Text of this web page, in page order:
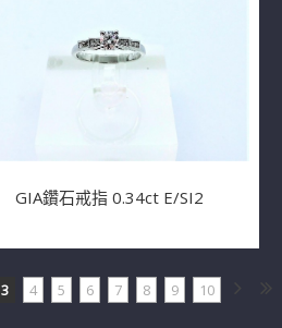
GIA鑽石戒指 0.34ct E/SI2
3 4 5 6 7 8 9 10